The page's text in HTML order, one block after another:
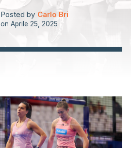
Posted by Carlo Bri
on Aprile 25, 2025